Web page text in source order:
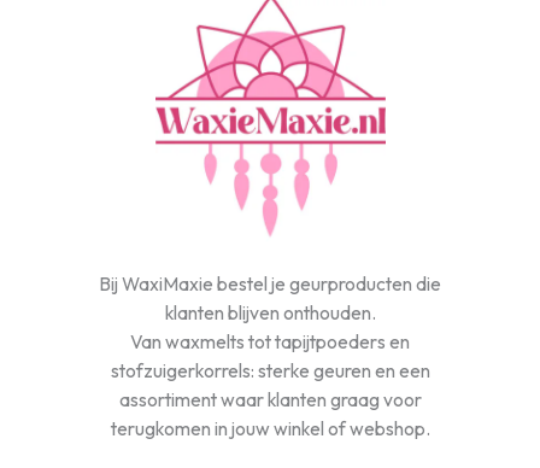
Bij WaxiMaxie bestel je geurproducten die
klanten blijven onthouden.
Van waxmelts tot tapijtpoeders en
stofzuigerkorrels: sterke geuren en een
assortiment waar klanten graag voor
terugkomen in jouw winkel of webshop.